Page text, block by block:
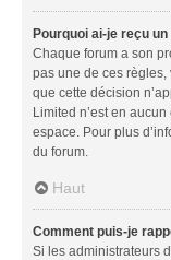
Pourquoi ai-je reçu
Chaque forum a son
pas une de ces
que cette décision
Limited n’est en
espace. Pour plus
du forum.
Haut
Comment puis-je
Si les administrateurs